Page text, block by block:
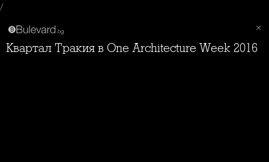
/
Квартал Тракия в One Architecture Week 2016